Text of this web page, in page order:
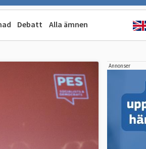
Debatt Alla ämnen
Annonser